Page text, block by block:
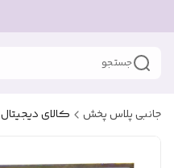
جستجو
جانبی پلاس پخش کالای دیجیتال